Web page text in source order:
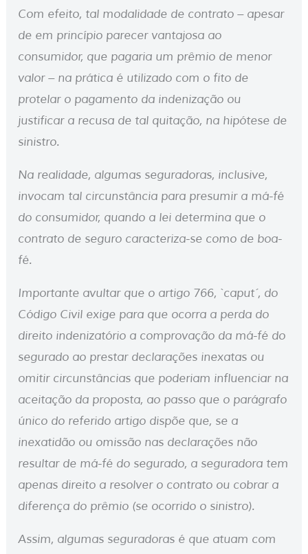
Com efeito, tal modalidade de contrato – apesar
de em princípio parecer vantajosa ao
consumidor, que pagaria um prêmio de menor
valor – na prática é utilizado com o fito de
protelar o pagamento da indenização ou
justificar a recusa de tal quitação, na hipótese de
sinistro.
Na realidade, algumas seguradoras, inclusive,
invocam tal circunstância para presumir a má-fé
do consumidor, quando a lei determina que o
contrato de seguro caracteriza-se como de boa-
fé.
Importante avultar que o artigo 766, `caput´, do
Código Civil exige para que ocorra a perda do
direito indenizatório a comprovação da má-fé do
segurado ao prestar declarações inexatas ou
omitir circunstâncias que poderiam influenciar na
aceitação da proposta, ao passo que o parágrafo
único do referido artigo dispõe que, se a
inexatidão ou omissão nas declarações não
resultar de má-fé do segurado, a seguradora tem
apenas direito a resolver o contrato ou cobrar a
diferença do prêmio (se ocorrido o sinistro).
Assim, algumas seguradoras é que atuam com